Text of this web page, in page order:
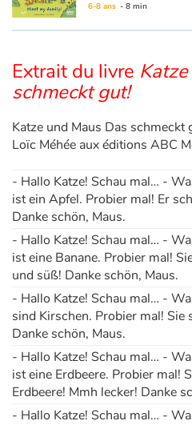
6-8 ans - 8 min
Extrait du livre
schmeckt gut!
Katze und Maus Das schmeckt
Loïc Méhée aux éditions ABC
- Hallo Katze! Schau mal… -
ist ein Apfel. Probier mal! Er
Danke schön, Maus.
- Hallo Katze! Schau mal… -
ist eine Banane. Probier mal!
und süß! Danke schön, Maus.
- Hallo Katze! Schau mal… -
sind Kirschen. Probier mal! Sie
Danke schön, Maus.
- Hallo Katze! Schau mal… -
ist eine Erdbeere. Probier mal!
Erdbeere! Mmh lecker! Danke
- Hallo Katze! Schau mal… -